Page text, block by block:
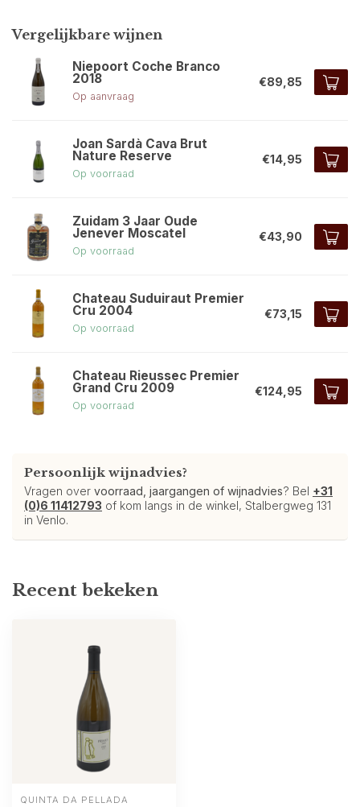
Vergelijkbare wijnen
Niepoort Coche Branco
2018
Op aanvraag
€89,85
Joan Sardà Cava Brut
Nature Reserve
Op voorraad
€14,95
Zuidam 3 Jaar Oude
Jenever Moscatel
Op voorraad
€43,90
Chateau Suduiraut Premier
Cru 2004
Op voorraad
€73,15
Chateau Rieussec Premier
Grand Cru 2009
Op voorraad
€124,95
Persoonlijk wijnadvies?
Vragen over voorraad, jaargangen of wijnadvies? Bel +31
(0)6 11412793 of kom langs in de winkel, Stalbergweg 131
in Venlo.
Recent bekeken
QUINTA DA PELLADA